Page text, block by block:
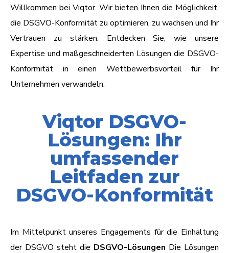
Willkommen bei Viqtor. Wir bieten Ihnen die Möglichkeit,
die DSGVO-Konformität zu optimieren, zu wachsen und Ihr
Vertrauen zu stärken. Entdecken Sie, wie unsere
Expertise und maßgeschneiderten Lösungen die DSGVO-
Konformität in einen Wettbewerbsvorteil für Ihr
Unternehmen verwandeln.
Viqtor DSGVO-
Lösungen: Ihr
umfassender
Leitfaden zur
DSGVO-Konformität
Im Mittelpunkt unseres Engagements für die Einhaltung
der DSGVO steht die DSGVO-Lösungen Die Lösungen